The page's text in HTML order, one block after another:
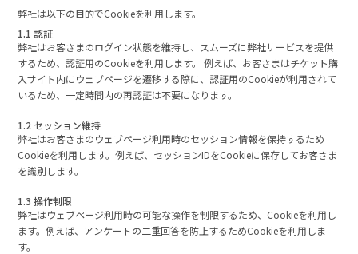
弊社は以下の目的でCookieを利用します。
1.1 認証
弊社はお客さまのログイン状態を維持し、スムーズに弊社サービスを提供
するため、認証用のCookieを利用します。 例えば、お客さまはチケット購
入サイト内にウェブページを遷移する際に、認証用のCookieが利用されて
いるため、一定時間内の再認証は不要になります。
1.2 セッション維持
弊社はお客さまのウェブページ利用時のセッション情報を保持するため
Cookieを利用します。例えば、セッションIDをCookieに保存してお客さま
を識別します。
1.3 操作制限
弊社はウェブページ利用時の可能な操作を制限するため、Cookieを利用し
ます。例えば、アンケートの二重回答を防止するためCookieを利用しま
す。